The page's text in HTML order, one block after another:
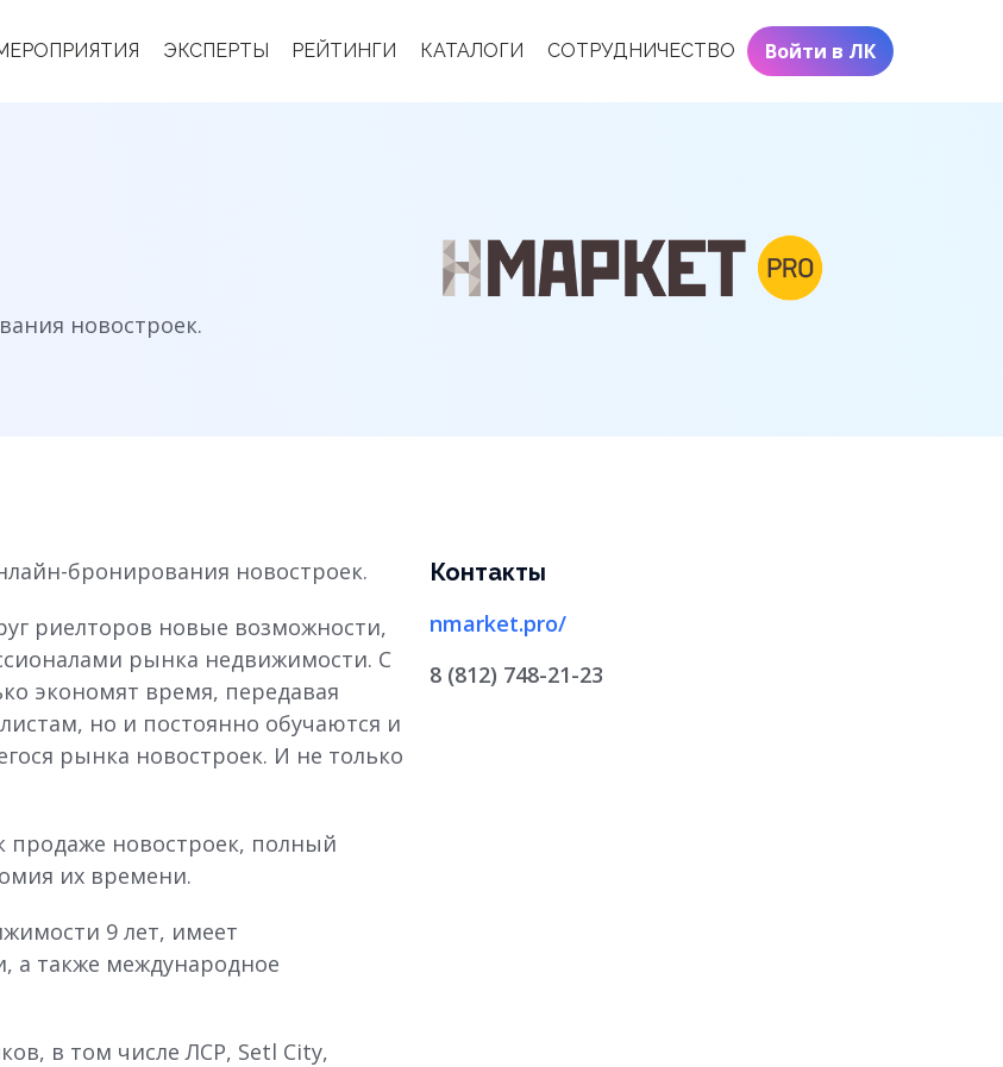
ЭКСПЕРТЫ РЕЙТИНГИ КАТАЛОГИ СОТРУДНИЧЕСТВО Войти в ЛК
новостроек.
бронирования новостроек.
риелторов новые возможности,
рынка недвижимости. С
экономят время, передавая
но и постоянно обучаются и
рынка новостроек. И не только
продаже новостроек, полный
их времени.
9 лет, имеет
а также международное
в том числе ЛСР, Setl City,
Контакты
nmarket.pro/
8 (812) 748-21-23